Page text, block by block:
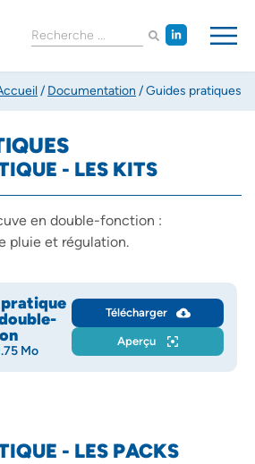
/ Documentation /Guides pratiques
- LES KITS
en double-fonction :
pluie et régulation.
Mo
Télécharger
Aperçu
- LES PACKS